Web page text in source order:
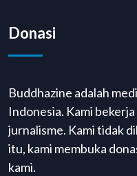
Donasi
Buddhazine adalah
Indonesia. Kami
jurnalisme. Kami tidak
itu, kami membuka
kami.